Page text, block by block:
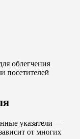
облегчения
посетителей
указатели —
от многих